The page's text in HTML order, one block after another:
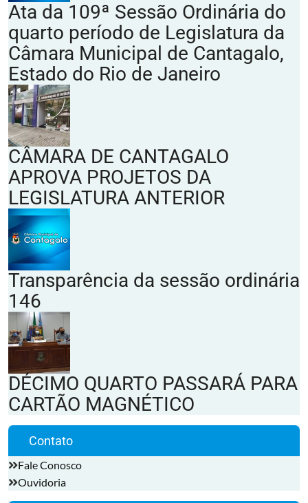
Ata da 109ª Sessão Ordinária do
quarto período de Legislatura da
Câmara Municipal de Cantagalo,
Estado do Rio de Janeiro
CÂMARA DE CANTAGALO
APROVA PROJETOS DA
LEGISLATURA ANTERIOR
Transparência da sessão ordinária
146
DÉCIMO QUARTO PASSARÁ PARA
CARTÃO MAGNÉTICO
Contato
Fale Conosco
Ouvidoria